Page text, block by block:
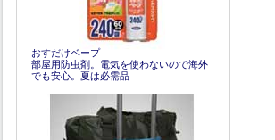
おすだけベープ
部屋用防虫剤。電気を使わないので海外
でも安心。夏は必需品